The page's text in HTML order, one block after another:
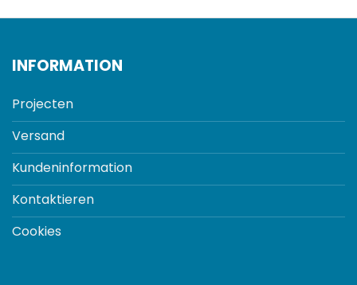
INFORMATION
Projecten
Versand
Kundeninformation
Kontaktieren
Cookies